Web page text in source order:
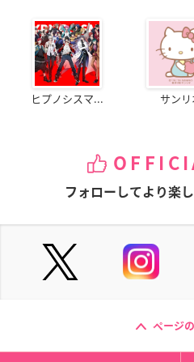
ヒプノシスマ... サンリ
フォローしてより楽
ページ